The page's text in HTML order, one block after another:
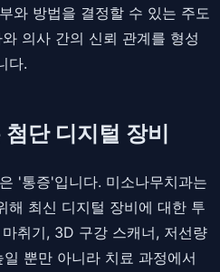
와 방법을 결정할 수 있는 주도
의사 간의 신뢰 관계를 형성
다.
단 디지털 장비
'통증'입니다. 미소나무치과는
해 최신 디지털 장비에 대한 투
취기, 3D 구강 스캐너, 저선량
뿐만 아니라 치료 과정에서